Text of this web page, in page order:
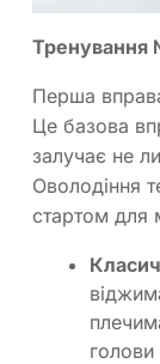
Тренування
Перша
Це базова
залучає не
Оволодіння
стартом для